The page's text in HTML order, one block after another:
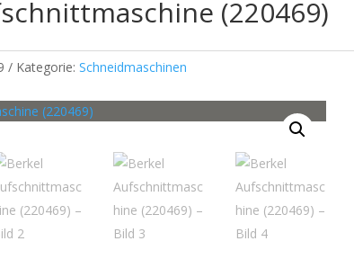
(220469)
Kategorie:Schneidmaschinen